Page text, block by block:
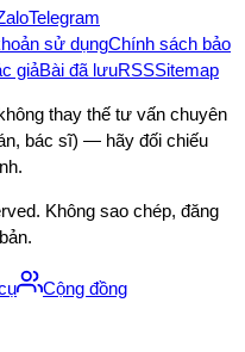
Telegram
sử dụngChính sách bảo
giảBài đã lưuRSSSitemap
thay thế tư vấn chuyên
bác sĩ) — hãy đối chiếu
Không sao chép, đăng
Cộng đồng